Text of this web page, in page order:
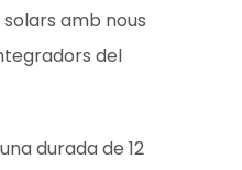
amb nous
del
durada de 12